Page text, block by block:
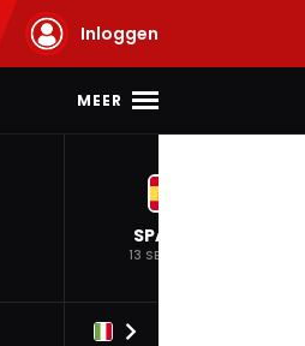
Inloggen
MEER
SPANJE
13 SEP. 2026